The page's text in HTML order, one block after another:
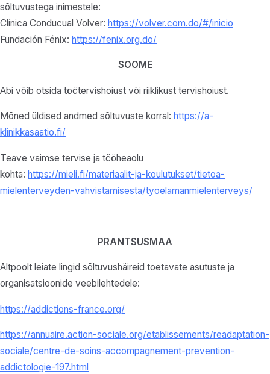
sõltuvustega inimestele:
Clínica Conducual Volver: https://volver.com.do/#/inicio
Fundación Fénix: https://fenix.org.do/
SOOME
Abi võib otsida töötervishoiust või riiklikust tervishoiust.
Mõned üldised andmed sõltuvuste korral: https://a-
klinikkasaatio.fi/
Teave vaimse tervise ja tööheaolu
kohta: https://mieli.fi/materiaalit-ja-koulutukset/tietoa-
mielenterveyden-vahvistamisesta/tyoelamanmielenterveys/
PRANTSUSMAA
Altpoolt leiate lingid sõltuvushäireid toetavate asutuste ja
organisatsioonide veebilehtedele:
https://addictions-france.org/
https://annuaire.action-sociale.org/etablissements/readaptation-
sociale/centre-de-soins-accompagnement-prevention-
addictologie-197.html